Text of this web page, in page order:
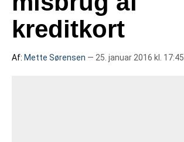
INDLAND
UDLAND
kreditkort
Af: Mette Sørensen — 25. januar 2016 kl. 17:45